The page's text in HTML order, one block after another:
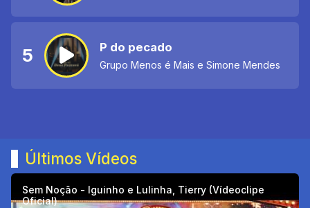
5 P do pecado
Grupo Menos é Mais e Simone Mendes
Últimos Vídeos
Sem Noção - Iguinho e Lulinha, Tierry (Vídeoclipe
Oficial)